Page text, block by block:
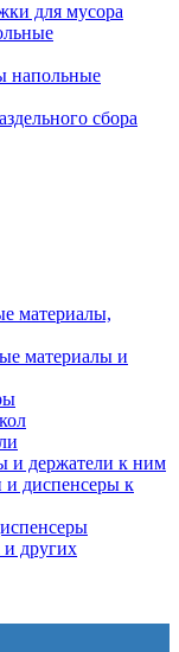
для мусора
напольные
сбора
материалы,
материалы и
и держатели к ним
диспенсеры к
и других